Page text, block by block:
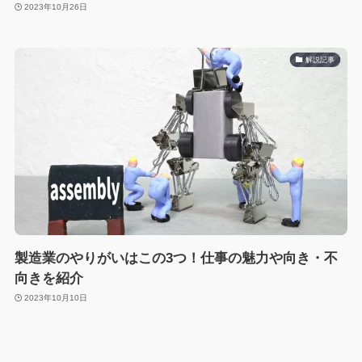
2023年10月26日
解説記事
製造業のやりがいはこの3つ！仕事の魅力や向き・不
向きを紹介
2023年10月10日